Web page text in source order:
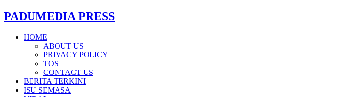
PADUMEDIA PRESS
HOME
ABOUT US
PRIVACY POLICY
TOS
CONTACT US
BERITA TERKINI
ISU SEMASA